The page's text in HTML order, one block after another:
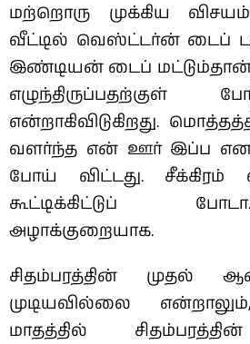
மற்றொரு முக்கிய
வீட்டில் வெஸ்ட்டர்ன் டைப்
இண்டியன் டைப் மட்டும்தான்.
எழுந்திருப்பதற்குள்
என்றாகிவிடுகிறது.
வளர்ந்த என் ஊர் இப்ப
போய் விட்டது.
கூட்டிக்கிட்டுப்
அழாக்குறையாக‌.
சிதம்பரத்தின் முதல்
முடியவில்லை
மாதத்தில்